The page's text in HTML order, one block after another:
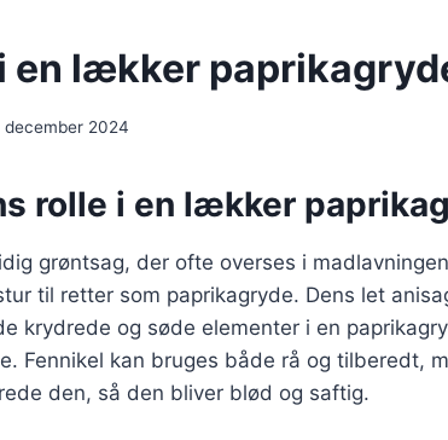
en lækker
december 2024
rolle i en lækker
grøntsag, der ofte overses i
til retter som paprikagryde. Dens let
krydrede og søde elementer i en
Fennikel kan bruges både rå og tilberedt,
den, så den bliver blød og saftig.